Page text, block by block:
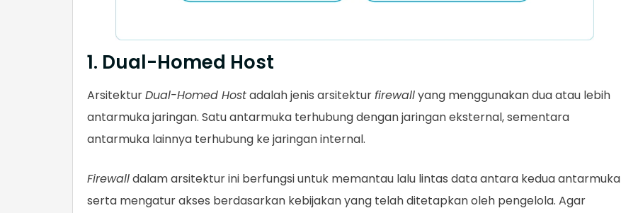
1. Dual-Homed Host
ArsitekturDual-Homed Hostadalah jenis arsitekturfirewallyang menggunakan dua atau lebih
antarmuka jaringan. Satu antarmuka terhubung dengan jaringan eksternal, sementara
antarmuka lainnya terhubung ke jaringan internal.
Firewalldalam arsitektur ini berfungsi untuk memantau lalu lintas data antara kedua antarmuka
serta mengatur akses berdasarkan kebijakan yang telah ditetapkan oleh pengelola. Agar